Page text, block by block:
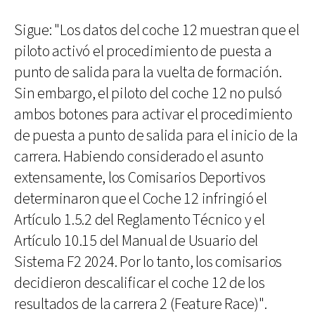
Sigue: "Los datos del coche 12 muestran que el
piloto activó el procedimiento de puesta a
punto de salida para la vuelta de formación.
Sin embargo, el piloto del coche 12 no pulsó
ambos botones para activar el procedimiento
de puesta a punto de salida para el inicio de la
carrera. Habiendo considerado el asunto
extensamente, los Comisarios Deportivos
determinaron que el Coche 12 infringió el
Artículo 1.5.2 del Reglamento Técnico y el
Artículo 10.15 del Manual de Usuario del
Sistema F2 2024. Por lo tanto, los comisarios
decidieron descalificar el coche 12 de los
resultados de la carrera 2 (Feature Race)".